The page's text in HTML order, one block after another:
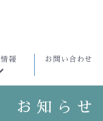
報 お問い合わせ
お知らせ